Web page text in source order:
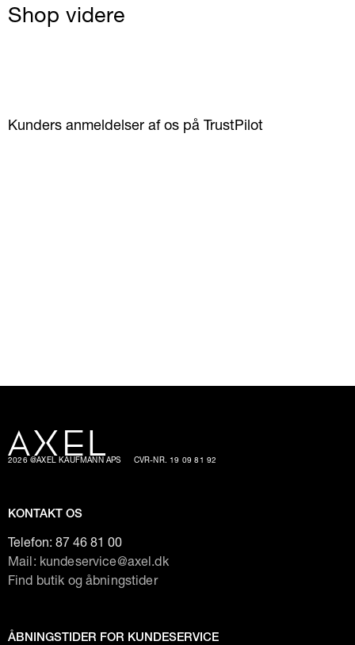
Shop videre
Kunders anmeldelser af os på TrustPilot
2026 @AXEL KAUFMANN APS CVR-NR. 19 09 81 92
KONTAKT OS
Telefon: 87 46 81 00
Mail: kundeservice@axel.dk
Find butik og åbningstider
ÅBNINGSTIDER FOR KUNDESERVICE